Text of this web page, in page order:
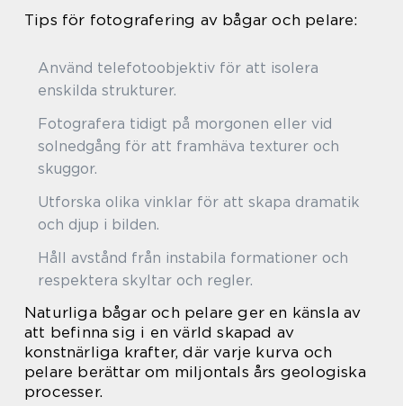
Tips för fotografering av bågar och pelare:
Använd telefotoobjektiv för att isolera
enskilda strukturer.
Fotografera tidigt på morgonen eller vid
solnedgång för att framhäva texturer och
skuggor.
Utforska olika vinklar för att skapa dramatik
och djup i bilden.
Håll avstånd från instabila formationer och
respektera skyltar och regler.
Naturliga bågar och pelare ger en känsla av
att befinna sig i en värld skapad av
konstnärliga krafter, där varje kurva och
pelare berättar om miljontals års geologiska
processer.